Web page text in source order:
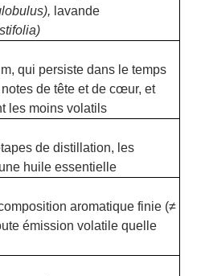
lavande
qui persiste dans le temps
de tête et de cœur, et
les moins volatils
de distillation, les
huile essentielle
aromatique finie (≠
émission volatile quelle